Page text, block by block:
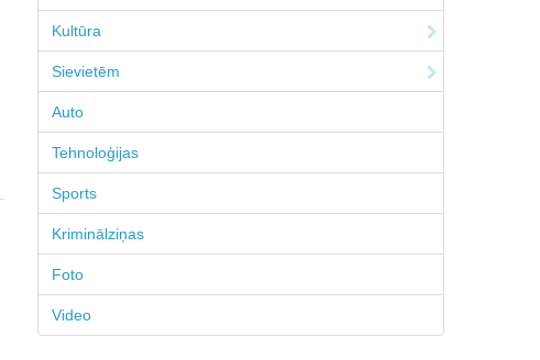
Kultūra
Sievietēm
Auto
Tehnoloģijas
Sports
Kriminālziņas
Foto
Video